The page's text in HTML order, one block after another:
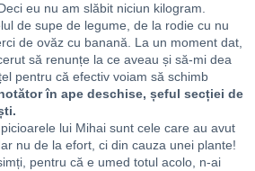
eu nu am slăbit niciun kilogram.
de supe de legume, de la rodie cu nu
de ovăz cu banană. La un moment dat,
să renunțe la ce aveau și să-mi dea
pentru că efectiv voiam să schimb
în ape deschise, șeful secției de
lui Mihai sunt cele care au avut
nu de la efort, ci din cauza unei plante!
pentru că e umed totul acolo, n-ai